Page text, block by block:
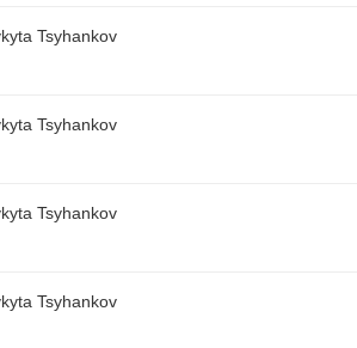
Tsyhankov
Tsyhankov
Tsyhankov
Tsyhankov